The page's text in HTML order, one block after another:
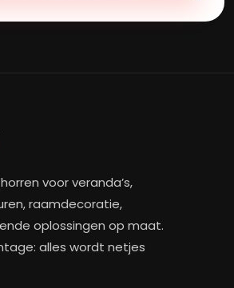
voor veranda’s,
raamdecoratie,
oplossingen op maat.
alles wordt netjes